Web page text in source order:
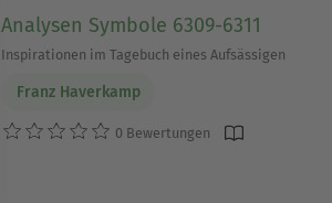
Analysen Symbole 6309-6311
Inspirationen im Tagebuch eines Aufsässigen
Franz Haverkamp
0 Bewertungen